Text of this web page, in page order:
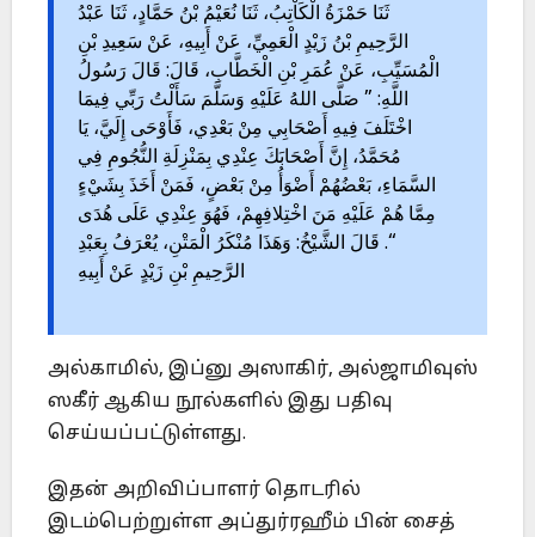
ثَنَا حَمْزَةُ الْكَاْتِبُ، ثَنَا نُعَيْمُ بْنُ حَمَّادٍ، ثَنَا عَبْدُ
الرَّحِيمِ بْنُ زَيْدٍ الْعَمِيِّ، عَنْ أَبِيهِ، عَنْ سَعِيدِ بْنِ
الْمُسَيِّبِ، عَنْ عُمَرِ بْنِ الْخَطَّابِ، قَالَ: قَالَ رَسُولُ
اللَّهِ: ” صَلَّى اللهُ عَلَيْهِ وَسَلَّمَ سَأَلْتُ رَبِّي فِيمَا
اخْتَلَفَ فِيهِ أَصْحَابِي مِنْ بَعْدِي، فَأَوْحَى إِلَيَّ، يَا
مُحَمَّدُ، إِنَّ أَصْحَابَكَ عِنْدِي بِمَنْزِلَةِ النُّجُومِ فِي
السَّمَاءِ، بَعْضُهُمْ أَضْوَأُ مِنْ بَعْضٍ، فَمَنْ أَخَذَ بِشَيْءٍ
مِمَّا هُمْ عَلَيْهِ مَنَ اخْتِلافِهِمْ، فَهُوَ عِنْدِي عَلَى هُدَى
“. قَالَ الشَّيْخُ: وَهَذَا مُنْكَرُ الْمَتْنِ، يُعْرَفُ بِعَبْدِ
الرَّحِيمِ بْنِ زَيْدٍ عَنْ أَبِيهِ
அல்காமில், இப்னு அஸாகிர், அல்ஜாமிவுஸ்
ஸகீர் ஆகிய நூல்களில் இது பதிவு
செய்யப்பட்டுள்ளது.
இதன் அறிவிப்பாளர் தொடரில்
இடம்பெற்றுள்ள அப்துர்ரஹீம் பின் சைத்